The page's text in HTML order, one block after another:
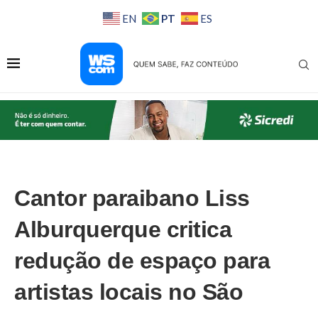
EN PT ES
Cantor paraibano Liss
Alburquerque critica
redução de espaço para
artistas locais no São